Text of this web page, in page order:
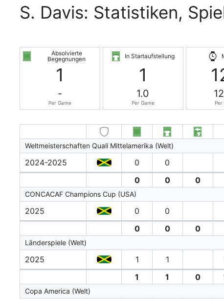
S. Davis: Statistiken,
Absolvierte
Begegnungen
1
-
Per Game
In Startaufstellung
1
1.0
Per Game Per
Weltmeisterschaften Quali Mittelamerika (Welt)
2024-2025 0 0
0
0 0
CONCACAF Champions Cup (USA)
2025 0 0
0
0 0
Länderspiele (Welt)
2025 1 1
1
1 0
Copa America (Welt)